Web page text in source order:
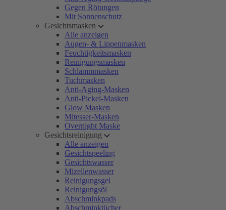
Gegen Rötungen
Mit Sonnenschutz
Gesichtsmasken
Alle anzeigen
Augen- & Lippenmasken
Feuchtigkeitsmasken
Reinigungsmasken
Schlammmasken
Tuchmasken
Anti-Aging-Masken
Anti-Pickel-Masken
Glow Masken
Mitesser-Masken
Overnight Maske
Gesichtsreinigung
Alle anzeigen
Gesichtspeeling
Gesichtswasser
Mizellenwasser
Reinigungsgel
Reinigungsöl
Abschminkpads
Abschminktücher